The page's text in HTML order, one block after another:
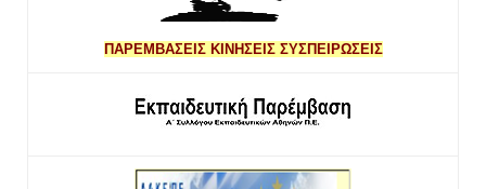
ΠΑΡΕΜΒΑΣΕΙΣ ΚΙΝΗΣΕΙΣ ΣΥΣΠΕΙΡΩΣΕΙΣ